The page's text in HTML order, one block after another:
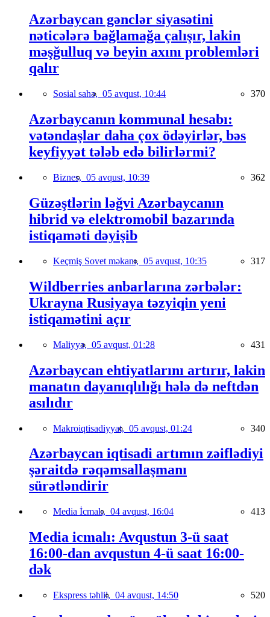
Azərbaycan gənclər siyasətini
nəticələrə bağlamağa çalışır, lakin
məşğulluq və beyin axını problemləri
qalır
Sosial sahə, 05 avqust, 10:44 370
Azərbaycanın kommunal hesabı:
vətəndaşlar daha çox ödəyirlər, bəs
keyfiyyət tələb edə bilirlərmi?
Biznes, 05 avqust, 10:39 362
Güzəştlərin ləğvi Azərbaycanın
hibrid və elektromobil bazarında
istiqaməti dəyişib
Keçmiş Sovet məkanı, 05 avqust, 10:35 317
Wildberries anbarlarına zərbələr:
Ukrayna Rusiyaya təzyiqin yeni
istiqamətini açır
Maliyyə, 05 avqust, 01:28 431
Azərbaycan ehtiyatlarını artırır, lakin
manatın dayanıqlılığı hələ də neftdən
asılıdır
Makroiqtisadiyyat, 05 avqust, 01:24 340
Azərbaycan iqtisadi artımın zəiflədiyi
şəraitdə rəqəmsallaşmanı
sürətləndirir
Media İcmalı, 04 avqust, 16:04 413
Media icmalı: Avqustun 3-ü saat
16:00-dan avqustun 4-ü saat 16:00-
dək
Ekspress təhlil, 04 avqust, 14:50 520